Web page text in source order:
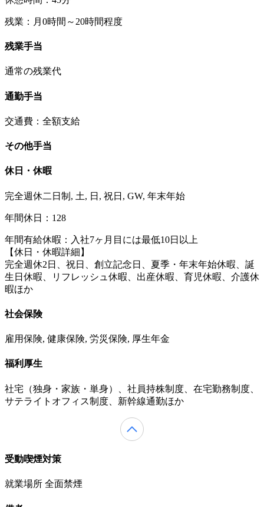
残業：月0時間～20時間程度
残業手当
通常の残業代
通勤手当
交通費：全額支給
その他手当
休日・休暇
完全週休二日制, 土, 日, 祝日, GW, 年末年始
年間休日：128
年間有給休暇：入社7ヶ月目には最低10日以上
【休日・休暇詳細】
完全週休2日、祝日、創立記念日、夏季・年末年始休暇、誕
生日休暇、リフレッシュ休暇、出産休暇、育児休暇、介護休
暇ほか
社会保険
雇用保険, 健康保険, 労災保険, 厚生年金
福利厚生
社宅（独身・家族・単身）、社員持株制度、在宅勤務制度、
サテライトオフィス制度、新幹線通勤ほか
受動喫煙対策
就業場所 全面禁煙